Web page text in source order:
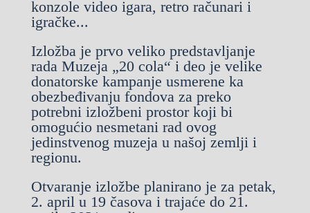
konzole video igara, retro računari i
igračke...
Izložba je prvo veliko predstavljanje
rada Muzeja „20 cola“ i deo je velike
donatorske kampanje usmerene ka
obezbeđivanju fondova za preko
potrebni izložbeni prostor koji bi
omogućio nesmetani rad ovog
jedinstvenog muzeja u našoj zemlji i
regionu.
Otvaranje izložbe planirano je za petak,
2. april u 19 časova i trajaće do 21.